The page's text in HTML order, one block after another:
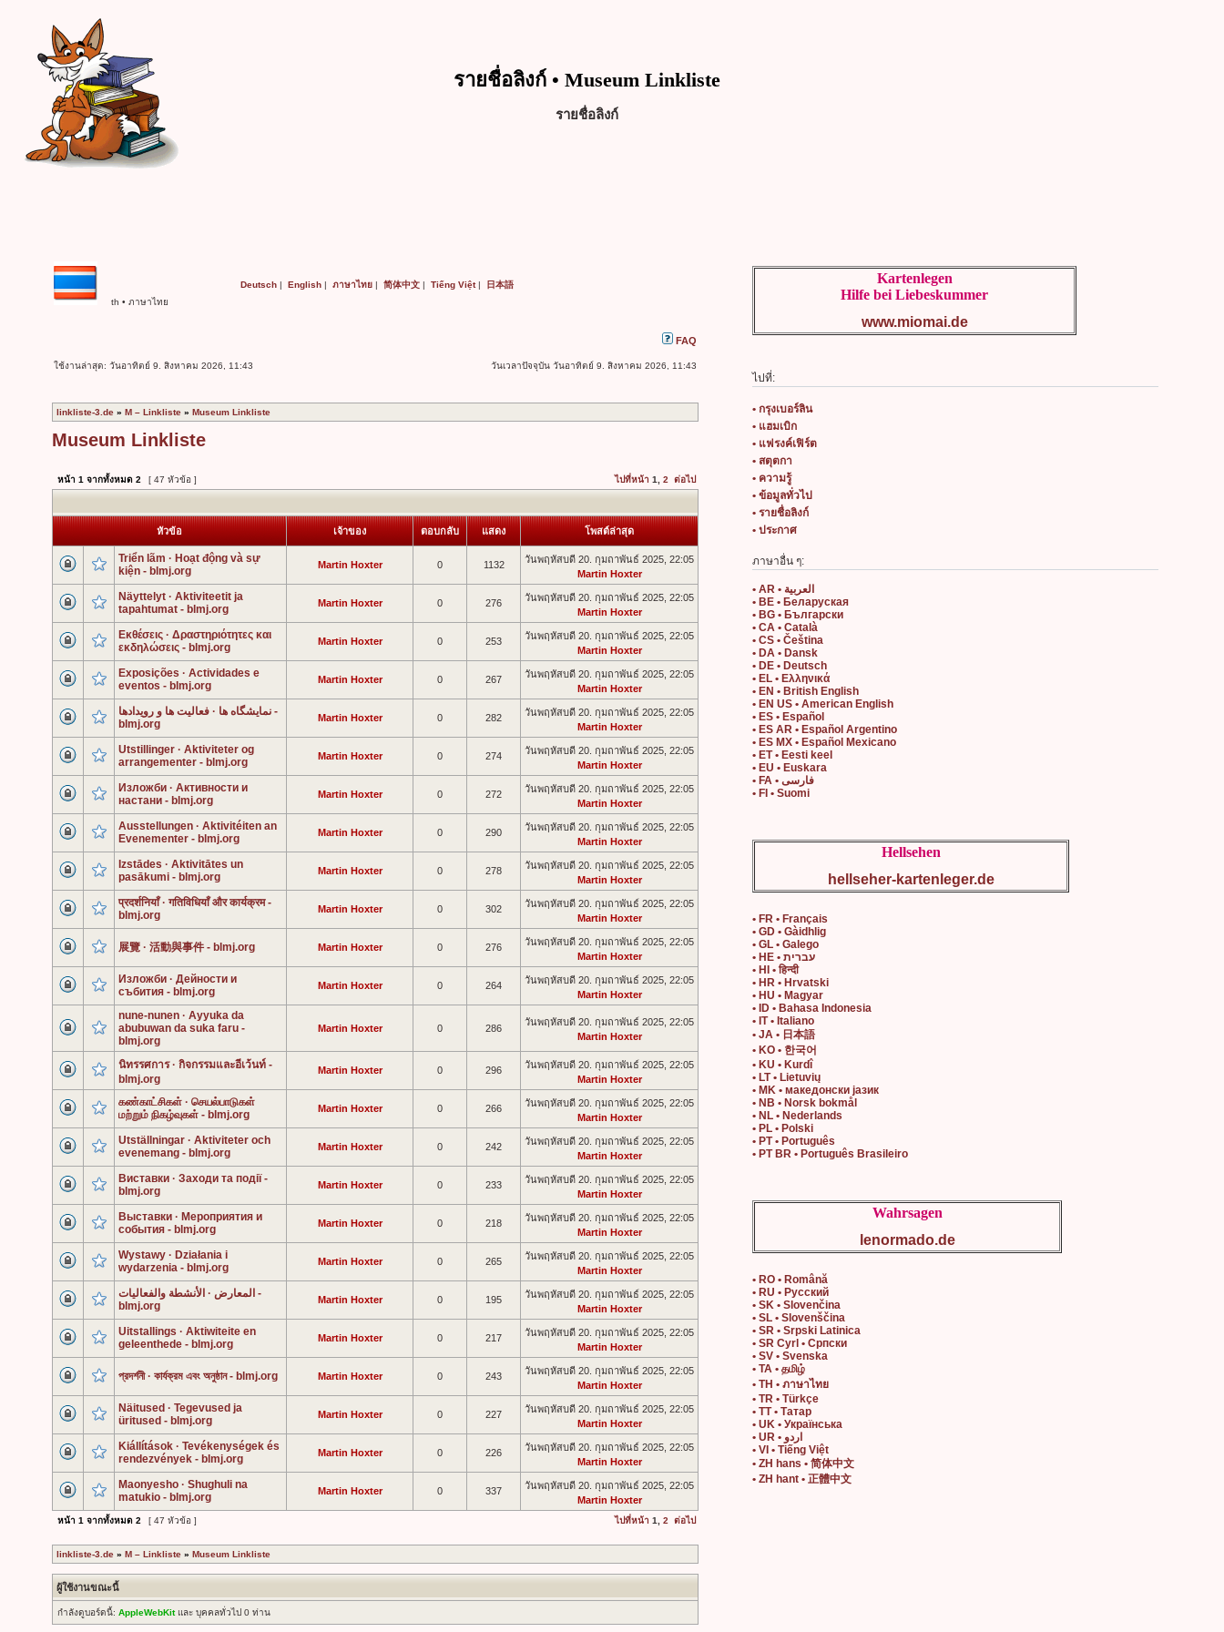
รายชื่อลิงก์ • Museum Linkliste
รายชื่อลิงก์
th • ภาษาไทย
Deutsch | English | ภาษาไทย | 简体中文 | Tiếng Việt| 日本語
FAQ
ใช้งานล่าสุด: วันอาทิตย์ 9. สิงหาคม 2026, 11:43 วันเวลาปัจจุบัน วันอาทิตย์ 9. สิงหาคม 2026, 11:43
linkliste-3.de » M – Linkliste » Museum Linkliste
Museum Linkliste
หน้า 1 จากทั้งหมด 2 [ 47 หัวข้อ ] ไปที่หน้า 1 2 ต่อไป
หัวข้อ เจ้าของ ตอบกลับ แสดง โพสต์ล่าสุด
Triển lãm · Hoạt động và sự
kiện - blmj.org
Martin Hoxter 0 1132
วันพฤหัสบดี 20. กุมถาพันธ์ 2025, 22:05
Martin Hoxter
Näyttelyt · Aktiviteetit ja
tapahtumat - blmj.org
Martin Hoxter 0 276
วันพฤหัสบดี 20. กุมถาพันธ์ 2025, 22:05
Martin Hoxter
Εκθέσεις · Δραστηριότητες και
εκδηλώσεις - blmj.org
Martin Hoxter 0 253
วันพฤหัสบดี 20. กุมถาพันธ์ 2025, 22:05
Martin Hoxter
Exposições · Actividades e
eventos - blmj.org
Martin Hoxter 0 267
วันพฤหัสบดี 20. กุมถาพันธ์ 2025, 22:05
Martin Hoxter
نمایشگاه ها · فعالیت ها و رویدادها -
blmj.org
Martin Hoxter 0 282
วันพฤหัสบดี 20. กุมถาพันธ์ 2025, 22:05
Martin Hoxter
Utstillinger · Aktiviteter og
arrangementer - blmj.org
Martin Hoxter 0 274
วันพฤหัสบดี 20. กุมถาพันธ์ 2025, 22:05
Martin Hoxter
Изложби · Активности и
настани - blmj.org
Martin Hoxter 0 272
วันพฤหัสบดี 20. กุมถาพันธ์ 2025, 22:05
Martin Hoxter
Ausstellungen · Aktivitéiten an
Evenementer - blmj.org
Martin Hoxter 0 290
วันพฤหัสบดี 20. กุมถาพันธ์ 2025, 22:05
Martin Hoxter
Izstādes · Aktivitātes un
pasākumi - blmj.org
Martin Hoxter 0 278
วันพฤหัสบดี 20. กุมถาพันธ์ 2025, 22:05
Martin Hoxter
प्रदर्शनियाँ · गतिविधियाँ और कार्यक्रम -
blmj.org
Martin Hoxter 0 302
วันพฤหัสบดี 20. กุมถาพันธ์ 2025, 22:05
Martin Hoxter
展覽 · 活動與事件 - blmj.org Martin Hoxter 0 276
วันพฤหัสบดี 20. กุมถาพันธ์ 2025, 22:05
Martin Hoxter
Изложби · Дейности и
събития - blmj.org
Martin Hoxter 0 264
วันพฤหัสบดี 20. กุมถาพันธ์ 2025, 22:05
Martin Hoxter
nune-nunen · Ayyuka da
abubuwan da suka faru -
blmj.org
Martin Hoxter 0 286
วันพฤหัสบดี 20. กุมถาพันธ์ 2025, 22:05
Martin Hoxter
นิทรรศการ · กิจกรรมและอีเว้นท์ -
blmj.org
Martin Hoxter 0 296
วันพฤหัสบดี 20. กุมถาพันธ์ 2025, 22:05
Martin Hoxter
கண்காட்சிகள் · செயல்பாடுகள்
மற்றும் நிகழ்வுகள் - blmj.org
Martin Hoxter 0 266
วันพฤหัสบดี 20. กุมถาพันธ์ 2025, 22:05
Martin Hoxter
Utställningar · Aktiviteter och
evenemang - blmj.org
Martin Hoxter 0 242
วันพฤหัสบดี 20. กุมถาพันธ์ 2025, 22:05
Martin Hoxter
Виставки · Заходи та події -
blmj.org
Martin Hoxter 0 233
วันพฤหัสบดี 20. กุมถาพันธ์ 2025, 22:05
Martin Hoxter
Выставки · Мероприятия и
события - blmj.org
Martin Hoxter 0 218
วันพฤหัสบดี 20. กุมถาพันธ์ 2025, 22:05
Martin Hoxter
Wystawy · Działania i
wydarzenia - blmj.org
Martin Hoxter 0 265
วันพฤหัสบดี 20. กุมถาพันธ์ 2025, 22:05
Martin Hoxter
المعارض · الأنشطة والفعاليات -
blmj.org
Martin Hoxter 0 195
วันพฤหัสบดี 20. กุมถาพันธ์ 2025, 22:05
Martin Hoxter
Uitstallings · Aktiwiteite en
geleenthede - blmj.org
Martin Hoxter 0 217
วันพฤหัสบดี 20. กุมถาพันธ์ 2025, 22:05
Martin Hoxter
প্রদর্শনী · কার্যক্রম এবং অনুষ্ঠান - blmj.org Martin Hoxter 0 243
วันพฤหัสบดี 20. กุมถาพันธ์ 2025, 22:05
Martin Hoxter
Näitused · Tegevused ja
üritused - blmj.org
Martin Hoxter 0 227
วันพฤหัสบดี 20. กุมถาพันธ์ 2025, 22:05
Martin Hoxter
Kiállítások · Tevékenységek és
rendezvények - blmj.org
Martin Hoxter 0 226
วันพฤหัสบดี 20. กุมถาพันธ์ 2025, 22:05
Martin Hoxter
Maonyesho · Shughuli na
matukio - blmj.org
Martin Hoxter 0 337
วันพฤหัสบดี 20. กุมถาพันธ์ 2025, 22:05
Martin Hoxter
หน้า 1 จากทั้งหมด 2 [ 47 หัวข้อ ] ไปที่หน้า 1 2 ต่อไป
linkliste-3.de » M – Linkliste » Museum Linkliste
ผู้ใช้งานขณะนี้
กำลังดูบอร์ดนี้: AppleWebKitและ บุคคลทั่วไป 0 ท่าน
Kartenlegen
Hilfe bei Liebeskummer
www.miomai.de
ไปที่:
• กรุงเบอร์ลิน
• แฮมเบิก
• แฟรงค์เฟิร์ต
• สตุตกา
• ความรู้
• ข้อมูลทั่วไป
• รายชื่อลิงก์
• ประกาศ
ภาษาอื่น ๆ:
• AR • العربية
• BE • Беларуская
• BG • Български
• CA • Català
• CS • Čeština
• DA • Dansk
• DE • Deutsch
• EL • Ελληνικά
• EN • British English
• EN US • American English
• ES • Español
• ES AR • Español Argentino
• ES MX • Español Mexicano
• ET • Eesti keel
• EU • Euskara
• FA • فارسی
• FI • Suomi
Hellsehen
hellseher-kartenleger.de
• FR • Français
• GD • Gàidhlig
• GL • Galego
• HE • עברית
• HI • हिन्दी
• HR • Hrvatski
• HU • Magyar
• ID • Bahasa Indonesia
• IT • Italiano
• JA • 日本語
• KO • 한국어
• KU • Kurdî
• LT • Lietuvių
• MK • македонски јазик
• NB • Norsk bokmål
• NL • Nederlands
• PL • Polski
• PT • Português
• PT BR • Português Brasileiro
Wahrsagen
lenormado.de
• RO • Română
• RU • Русский
• SK • Slovenčina
• SL • Slovenščina
• SR • Srpski Latinica
• SR Cyrl • Српски
• SV • Svenska
• TA • தமிழ்
• TH • ภาษาไทย
• TR • Türkçe
• TT • Татар
• UK • Українська
• UR • اردو
• VI • Tiếng Việt
• ZH hans • 简体中文
• ZH hant • 正體中文